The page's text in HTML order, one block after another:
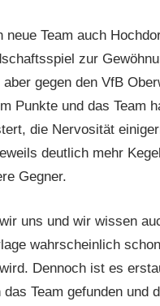
neue Team auch
zur
gegen den VfB
Punkte und das Team
die Nervosität
deutlich mehr
Gegner.
uns und wir wissen
wahrscheinlich
Dennoch ist es
Team gefunden und